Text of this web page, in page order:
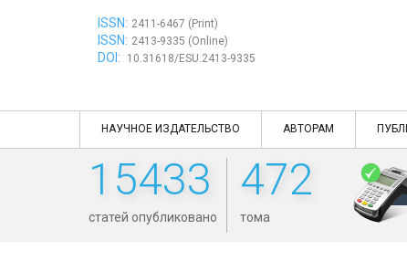
ISSN: 2411-6467 (Print)
ISSN: 2413-9335 (Online)
DOI: 10.31618/ESU.2413-9335
НАУЧНОЕ ИЗДАТЕЛЬСТВО АВТОРАМ
15433
статей опубликовано
472
тома